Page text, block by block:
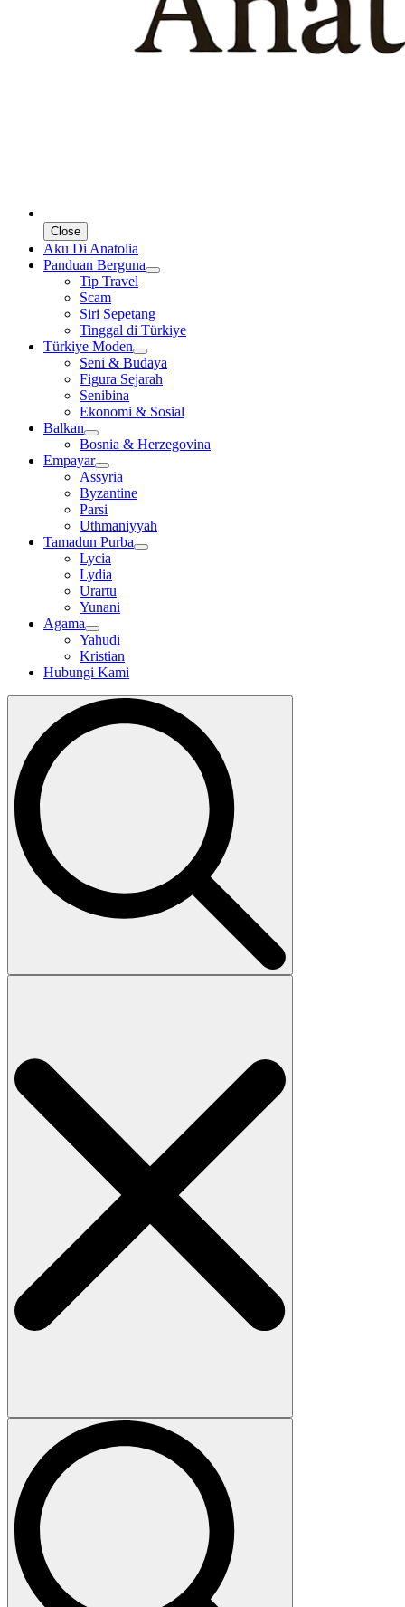
Close
Aku Di Anatolia
Panduan Berguna
Tip Travel
Scam
Siri Sepetang
Tinggal di Türkiye
Türkiye Moden
Seni & Budaya
Figura Sejarah
Senibina
Ekonomi & Sosial
Balkan
Bosnia & Herzegovina
Empayar
Assyria
Byzantine
Parsi
Uthmaniyyah
Tamadun Purba
Lycia
Lydia
Urartu
Yunani
Agama
Yahudi
Kristian
Hubungi Kami
Search